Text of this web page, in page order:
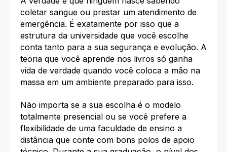
coletar sangue ou prestar um atendimento de
emergência. É exatamente por isso que a
estrutura da universidade que você escolhe
conta tanto para a sua segurança e evolução. A
teoria que você aprende nos livros só ganha
vida de verdade quando você coloca a mão na
massa em um ambiente preparado para isso.
Não importa se a sua escolha é o modelo
totalmente presencial ou se você prefere a
flexibilidade de uma faculdade de ensino a
distância que conte com bons polos de apoio